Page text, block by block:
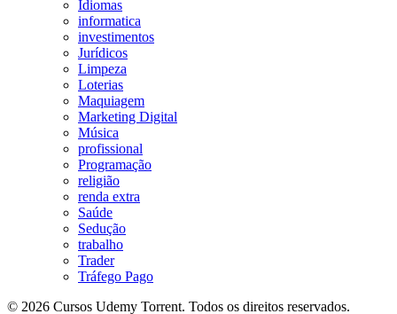
Idiomas
informatica
investimentos
Jurídicos
Limpeza
Loterias
Maquiagem
Marketing Digital
Música
profissional
Programação
religião
renda extra
Saúde
Sedução
trabalho
Trader
Tráfego Pago
© 2026 Cursos Udemy Torrent. Todos os direitos reservados.